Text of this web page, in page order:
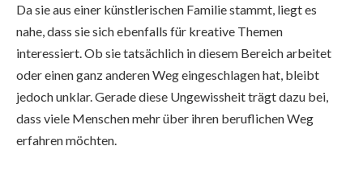
Da sie aus einer künstlerischen Familie stammt, liegt es
nahe, dass sie sich ebenfalls für kreative Themen
interessiert. Ob sie tatsächlich in diesem Bereich arbeitet
oder einen ganz anderen Weg eingeschlagen hat, bleibt
jedoch unklar. Gerade diese Ungewissheit trägt dazu bei,
dass viele Menschen mehr über ihren beruflichen Weg
erfahren möchten.